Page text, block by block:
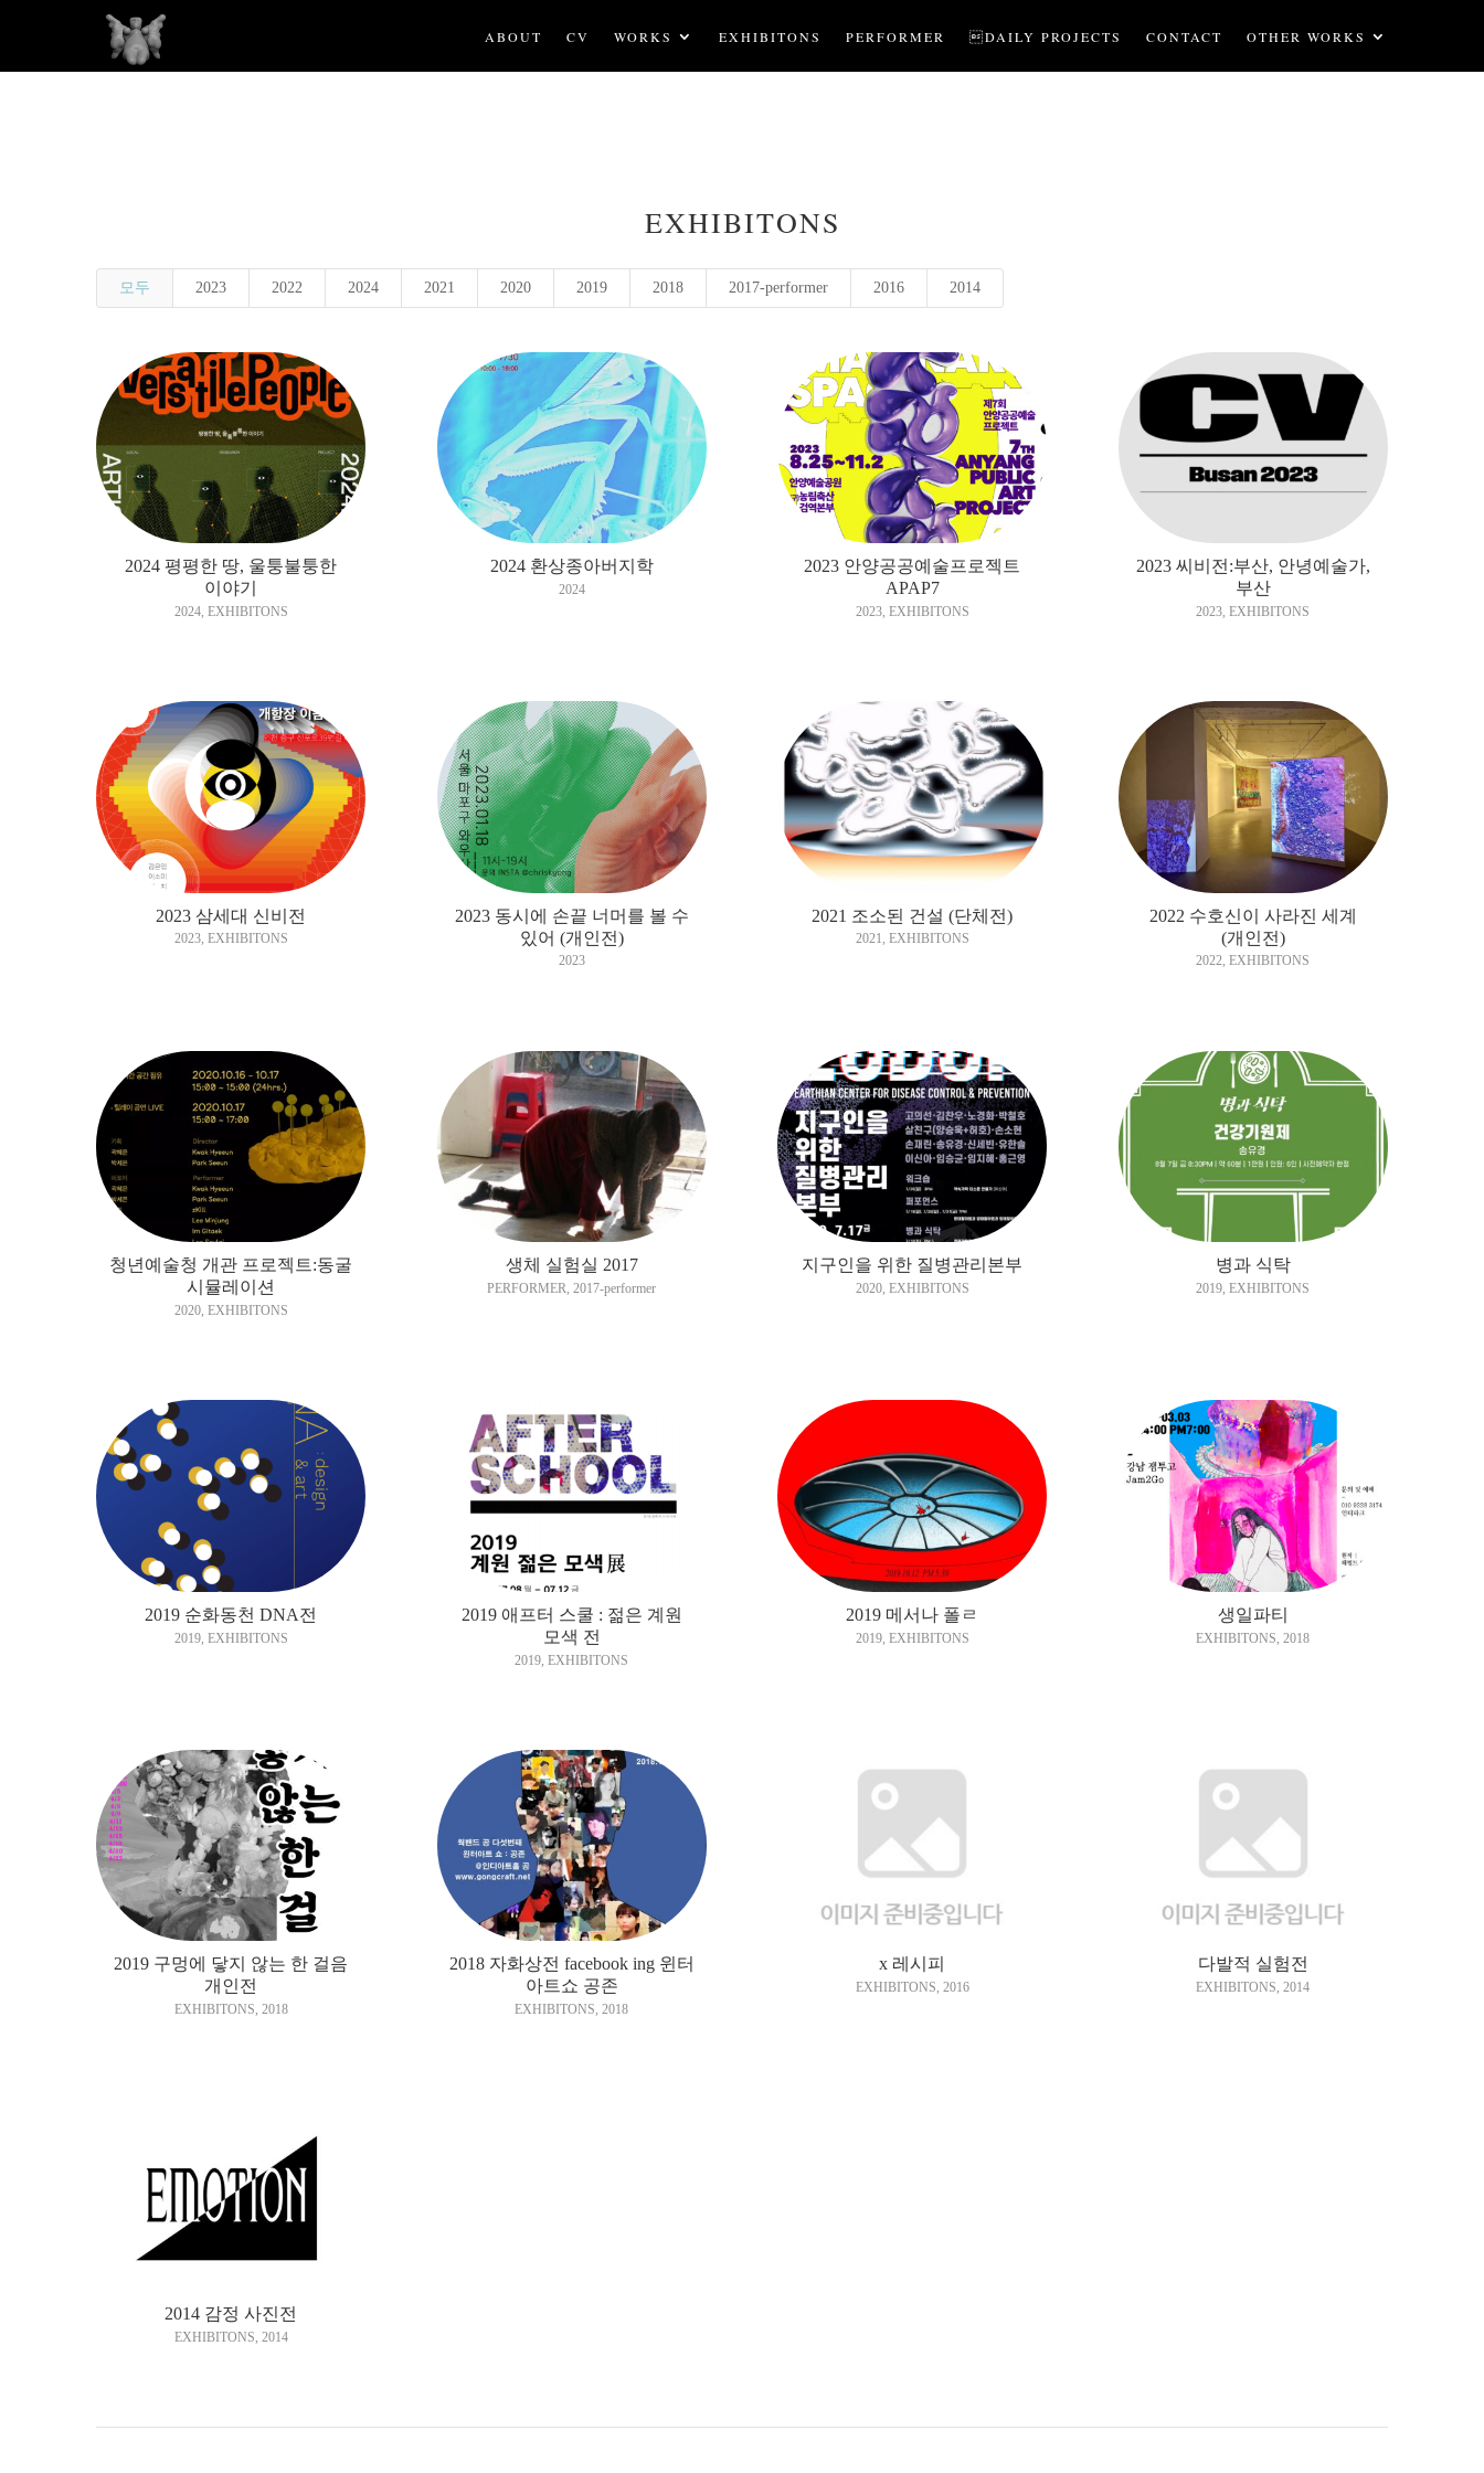
ABOUT CV WORKS EXHIBITONS PERFORMER DAILY PROJECTS CONTACT OTHER WORKS
EXHIBITONS
모두 2023 2022 2024 2021 2020 2019 2018 2017-performer 2016 2014
2024 평평한 땅, 울퉁불퉁한
이야기
2024, EXHIBITONS
2024 환상종아버지학
2024
2023 안양공공예술프로젝트
APAP7
2023, EXHIBITONS
2023 씨비전:부산, 안녕예술가,
부산
2023,EXHIBITONS
2023 삼세대 신비전
2023, EXHIBITONS
2023 동시에 손끝 너머를 볼 수
있어 (개인전)
2023
2021 조소된 건설 (단체전)
2021, EXHIBITONS
2022 수호신이 사라진 세계
(개인전)
2022,EXHIBITONS
청년예술청 개관 프로젝트:동굴
시뮬레이션
2020, EXHIBITONS
생체 실험실 2017
PERFORMER,2017-performer
지구인을 위한 질병관리본부
2020, EXHIBITONS
병과 식탁
2019,EXHIBITONS
2019 순화동천 DNA전
2019, EXHIBITONS
2019 애프터 스쿨 : 젊은 계원
모색 전
2019 ,EXHIBITONS
2019 메서나 폴ㄹ
2019, EXHIBITONS
생일파티
EXHIBITONS ,2018
2019 구멍에 닿지 않는 한 걸음
개인전
EXHIBITONS, 2018
2018 자화상전 facebook ing 윈터
아트쇼 공존
EXHIBITONS,2018
x 레시피
EXHIBITONS, 2016
다발적 실험전
EXHIBITONS,2014
2014 감정 사진전
EXHIBITONS 2014